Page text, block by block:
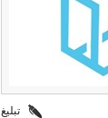
تبليغ